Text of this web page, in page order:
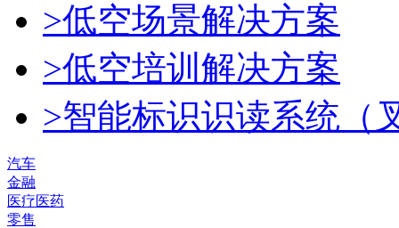
>低空场景解决方案
>低空培训解决方案
>智能标识识读系统（
汽车
金融
医疗医药
零售